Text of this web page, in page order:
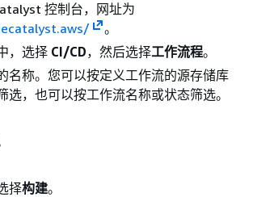
控制台，网址为
。
，选择 CI/CD，然后选择工作流程。
名称。您可以按定义工作流的源存储库
选，也可以按工作流名称或状态筛选。
择构建。